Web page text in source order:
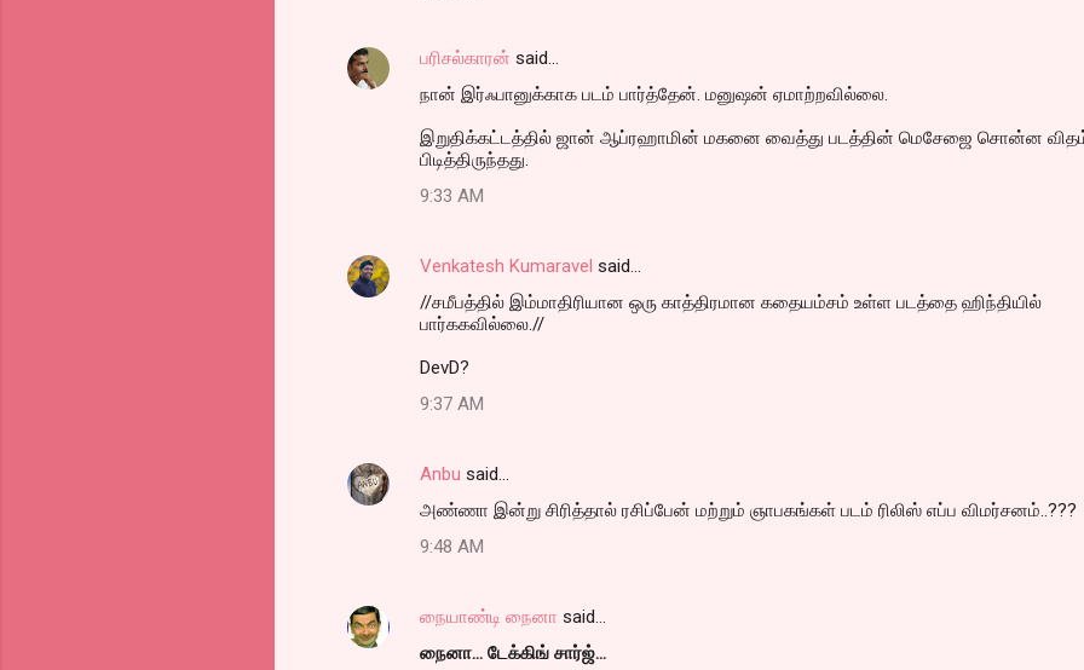
பரிசல்காரன் said…
நான் இர்ஃபானுக்காக படம் பார்த்தேன். மனுஷன் ஏமாற்றவில்லை.
இறுதிக்கட்டத்தில் ஜான் ஆப்ரஹாமின் மகனை வைத்து படத்தின் மெசேஜை சொன்ன
பிடித்திருந்தது.
9:33 AM
Venkatesh Kumaravel said…
//சமீபத்தில் இம்மாதிரியான ஒரு காத்திரமான கதையம்சம் உள்ள படத்தை ஹிந்தியில்
பார்ககவில்லை.//
DevD?
9:37 AM
Anbu said…
அண்ணா இன்று சிரித்தால் ரசிப்பேன் மற்றும் ஞாபகங்கள் படம் ரிலிஸ் எப்ப விமர்சனம்..???
9:48 AM
நையாண்டி நைனா said…
நைனா... டேக்கிங் சார்ஜ்...